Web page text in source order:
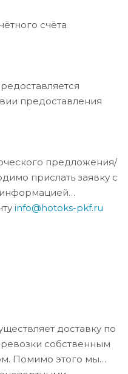
счёта
предоставления
предложения/
прислать заявку с
информацией
info@hotoks-pkf.ru
доставку по
собственным
Помимо этого мы